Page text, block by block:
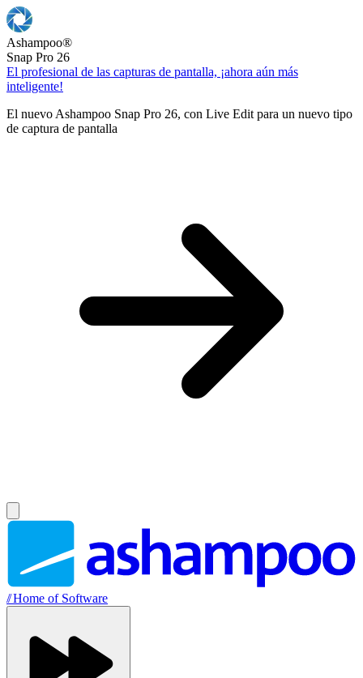
Ashampoo®
Snap Pro 26
El profesional de las capturas de pantalla, ¡ahora aún más
inteligente!
El nuevo Ashampoo Snap Pro 26, con Live Edit para un nuevo tipo
de captura de pantalla
//Home of Software